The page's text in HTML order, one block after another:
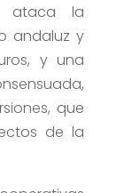
ataca la
andaluz y
y una
que
de la